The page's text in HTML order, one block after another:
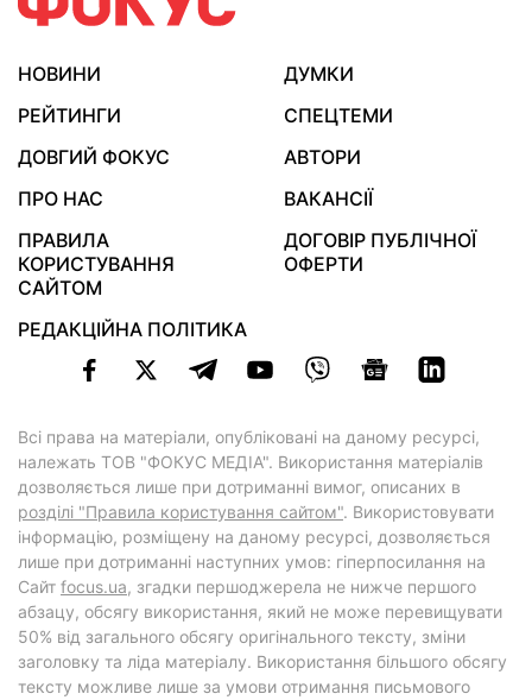
НОВИНИ
ДУМКИ
РЕЙТИНГИ
СПЕЦТЕМИ
ДОВГИЙ ФОКУС
АВТОРИ
ПРО НАС
ВАКАНСІЇ
ПРАВИЛА
КОРИСТУВАННЯ
САЙТОМ
ДОГОВІР ПУБЛІЧНОЇ
ОФЕРТИ
РЕДАКЦІЙНА ПОЛІТИКА
Всі права на матеріали, опубліковані на даному ресурсі,
належать ТОВ "ФОКУС МЕДІА". Використання матеріалів
дозволяється лише при дотриманні вимог, описаних в
розділі "Правила користування сайтом". Використовувати
інформацію, розміщену на даному ресурсі, дозволяється
лише при дотриманні наступних умов: гіперпосилання на
Cайт focus.ua, згадки першоджерела не нижче першого
абзацу, обсягу використання, який не може перевищувати
50% від загального обсягу оригінального тексту, зміни
заголовку та ліда матеріалу. Використання більшого обсягу
тексту можливе лише за умови отримання письмового